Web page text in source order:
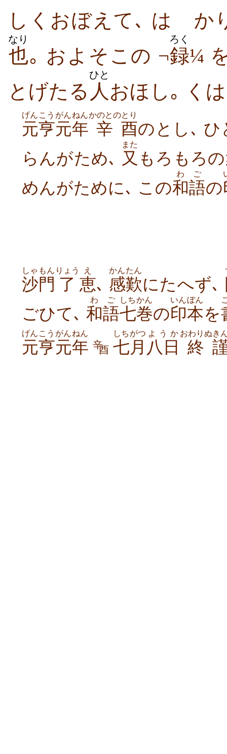
しくおぼえて､ はゞか
也
なり
｡ およそこの ¬録
ろく
¼
とげたる 人
ひと
おほし｡ く
元亨
げんこう
元年
がんねん
辛
かのとの
酉
とり
のとし､ ひ
らんがため､ 又
また
もろもろの
めんがために､ この和語
わご
の
沙門
しゃもん
了
りょう
恵
え
､ 感歎
かんたん
にたへず､
ごひて､ 和語
わご
七巻
しちかん
の印本
いんぼん
を
元亨
げんこう
元年
がんねん
辛酉 七月
しちがつ
八日
ようか
終
おわりぬき